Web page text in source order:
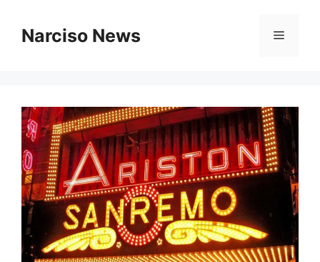
contenuto
Narciso News Menu